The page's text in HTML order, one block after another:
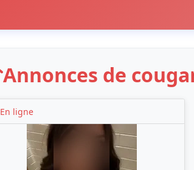
Annonces de
En ligne